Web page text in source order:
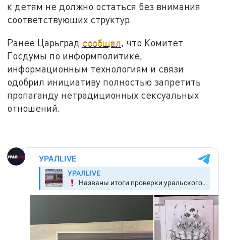
к детям не должно остаться без внимания
соответствующих структур.
Ранее Царьград сообщал, что Комитет
Госдумы по информполитике,
информационным технологиям и связи
одобрил инициативу полностью запретить
пропаганду нетрадиционных сексуальных
отношений.